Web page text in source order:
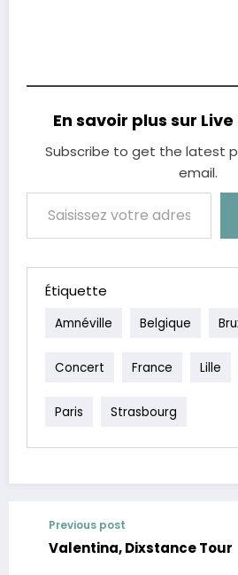
En savoir plus sur
Subscribe to get the latest
email.
Saisissez votre adresse e-mail…
Étiquette
Amnéville Belgique
Concert France Lille
Paris Strasbourg
Previous post
Valentina, Dixstance Tour